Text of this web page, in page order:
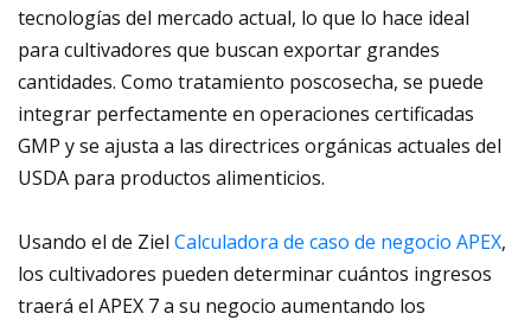
tecnologías del mercado actual, lo que lo hace ideal
para cultivadores que buscan exportar grandes
cantidades. Como tratamiento poscosecha, se puede
integrar perfectamente en operaciones certificadas
GMP y se ajusta a las directrices orgánicas actuales del
USDA para productos alimenticios.
Usando el de Ziel Calculadora de caso de negocio APEX,
los cultivadores pueden determinar cuántos ingresos
traerá el APEX 7 a su negocio aumentando los